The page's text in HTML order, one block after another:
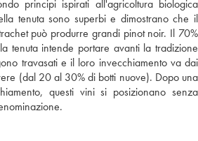
principi ispirati all'agricoltura biologica
tenuta sono superbi e dimostrano che il
può produrre grandi pinot noir. Il 70%
tenuta intende portare avanti la tradizione
travasati e il loro invecchiamento va dai
(dal 20 al 30% di botti nuove). Dopo una
questi vini si posizionano senza